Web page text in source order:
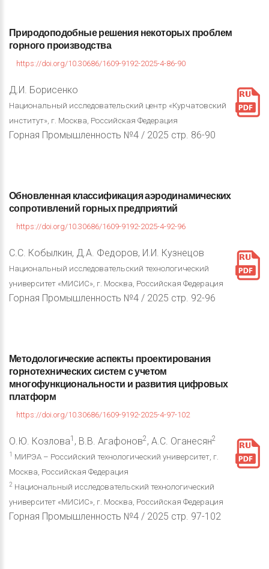
Природоподобныерешения некоторых проблем
горногопроизводства
https://doi.org/10.30686/1609-9192-2025-4-86-90
Д.И. Борисенко
Национальный исследовательский центр «Курчатовский
институт», г. Москва, Российская Федерация
Горная Промышленность №4 / 2025 стр. 86-90
Обновленнаяклассификацияаэродинамических
сопротивлений горныхпредприятий
https://doi.org/10.30686/1609-9192-2025-4-92-96
С.С. Кобылкин, Д.А. Федоров, И.И. Кузнецов
Национальный исследовательский технологический
университет «МИСИС», г. Москва, Российская Федерация
Горная Промышленность №4 / 2025 стр. 92-96
Методологическиеаспекты проектирования
горнотехническихсистемсучетом
многофункциональности и развитияцифровых
платформ
https://doi.org/10.30686/1609-9192-2025-4-97-102
О.Ю. Козлова1 , В.В. Агафонов2, А.С. Оганесян2
1
МИРЭА – Российский технологический университет, г.
Москва, Российская Федерация
2 Национальный исследовательский технологический
университет «МИСИС», г. Москва, Российская Федерация
Горная Промышленность №4 / 2025 стр. 97-102